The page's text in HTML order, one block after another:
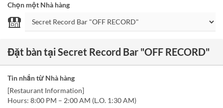
Chọn một Nhà hàng
Đặt bàn tại Secret Record Bar "OFF RECORD"
Tin nhắn từ Nhà hàng
[Restaurant Information]
Hours: 8:00 PM – 2:00 AM (L.O. 1:30 AM)